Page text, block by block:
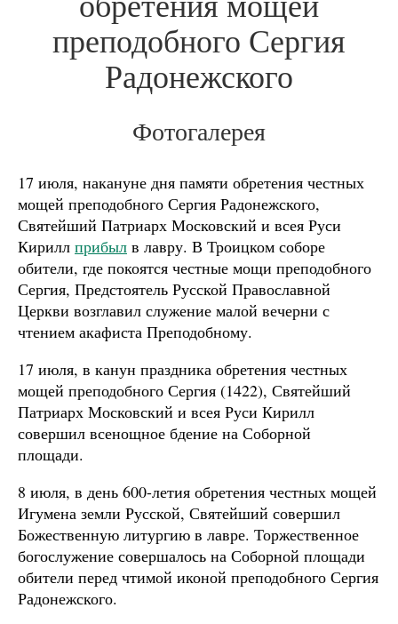
преподобного Сергия
Радонежского
Фотогалерея
17 июля, накануне дня памяти обретения честных
мощей преподобного Сергия Радонежского,
Святейший Патриарх Московский и всея Руси
Кирилл прибыл в лавру. В Троицком соборе
обители, где покоятся честные мощи преподобного
Сергия, Предстоятель Русской Православной
Церкви возглавил служение малой вечерни с
чтением акафиста Преподобному.
17 июля, в канун праздника обретения честных
мощей преподобного Сергия (1422), Святейший
Патриарх Московский и всея Руси Кирилл
совершил всенощное бдение на Соборной
площади.
8 июля, в день 600-летия обретения честных мощей
Игумена земли Русской, Святейший совершил
Божественную литургию в лавре. Торжественное
богослужение совершалось на Соборной площади
обители перед чтимой иконой преподобного Сергия
Радонежского.